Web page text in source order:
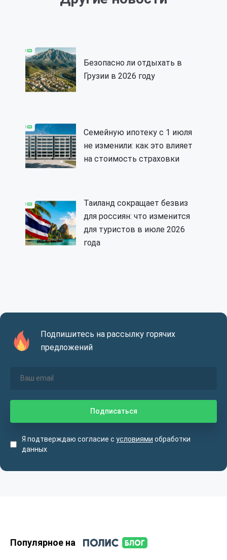
Безопасно ли отдыхать в
Грузии в 2026 году
Семейную ипотеку с 1 июля
не изменили: как это влияет
на стоимость страховки
Таиланд сокращает безвиз
для россиян: что изменится
для туристов в июле 2026
года
Подпишитесь на рассылку горячих
предложений
Я подтверждаю согласие с условиями обработки
данных
Популярное на